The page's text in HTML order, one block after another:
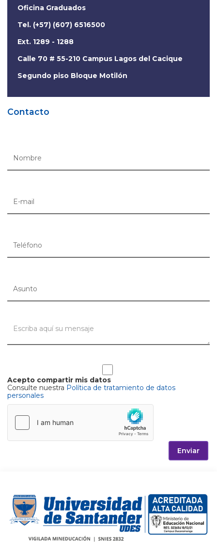
Oficina Graduados
Tel. (+57) (607) 6516500
Ext. 1289 - 1288
Calle 70 # 55-210 Campus Lagos del Cacique
Segundo piso Bloque Motilón
Contacto
Acepto compartir mis datos
Consulte nuestra Política de tratamiento de datos
personales
Enviar